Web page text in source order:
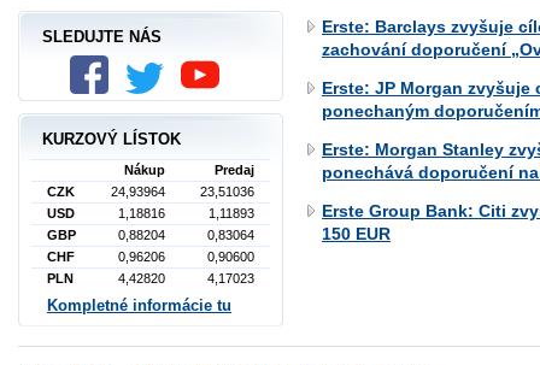
Erste: Barclays zvyšuje
zachování doporučení
Erste: JP Morgan zvyšuje
ponechaným
Erste: Morgan Stanley
ponechává doporučení
Erste Group Bank: Citi
150 EUR
SLEDUJTE NÁS
KURZOVÝ LÍSTOK
Nákup
Predaj
CZK
24,93964
23,51036
USD
1,18816
1,11893
GBP
0,88204
0,83064
CHF
0,96206
0,90600
PLN
4,42820 4,17023
Kompletné informácie tu